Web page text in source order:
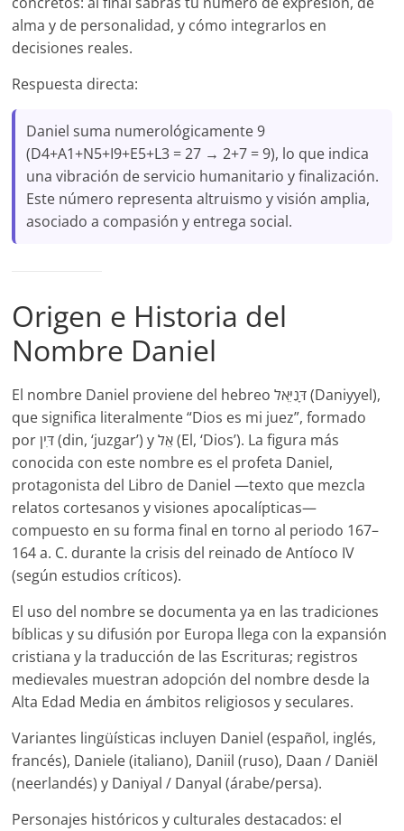
alma y de personalidad, y cómo integrarlos en
decisiones reales.
Respuesta directa:
Daniel suma numerológicamente 9
(D4+A1+N5+I9+E5+L3 = 27 → 2+7 = 9), lo que indica
una vibración de servicio humanitario y finalización.
Este número representa altruismo y visión amplia,
asociado a compasión y entrega social.
Origen e Historia del
Nombre Daniel
El nombre Daniel proviene del hebreo דָּנִיֵּאל (Daniyyel),
que significa literalmente “Dios es mi juez”, formado
por דִּין (din, ‘juzgar’) y אֵל (El, ‘Dios’). La figura más
conocida con este nombre es el profeta Daniel,
protagonista del Libro de Daniel —texto que mezcla
relatos cortesanos y visiones apocalípticas—
compuesto en su forma final en torno al periodo 167–
164 a. C. durante la crisis del reinado de Antíoco IV
(según estudios críticos).
El uso del nombre se documenta ya en las tradiciones
bíblicas y su difusión por Europa llega con la expansión
cristiana y la traducción de las Escrituras; registros
medievales muestran adopción del nombre desde la
Alta Edad Media en ámbitos religiosos y seculares.
Variantes lingüísticas incluyen Daniel (español, inglés,
francés), Daniele (italiano), Daniil (ruso), Daan / Daniël
(neerlandés) y Daniyal / Danyal (árabe/persa).
Personajes históricos y culturales destacados: el